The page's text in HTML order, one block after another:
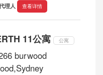
室: 1 车库: 0 高質
文 21/65 MILLIGAN
全新的一房雅柏
倉庫。 倉庫式雅柏文
舉架高，窗大，超...
理人 查看详情
11公寓 公寓
burwood